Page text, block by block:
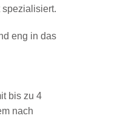
eng in das
bis zu 4
nach